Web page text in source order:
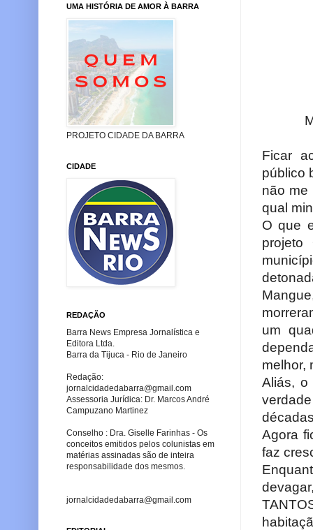
Ficar
público
não me
qual
O que
projeto
um
melhor,
Aliás, o
Agora
faz
UMA HISTÓRIA DE AMOR À BARRA
PROJETO CIDADE DA BARRA
CIDADE
REDAÇÃO
Barra News Empresa Jornalística e
Editora Ltda.
Barra da Tijuca - Rio de Janeiro
Redação:
jornalcidadedabarra@gmail.com
Assessoria Jurídica: Dr. Marcos André
Campuzano Martinez
Conselho : Dra. Giselle Farinhas - Os
conceitos emitidos pelos colunistas em
matérias assinadas são de inteira
responsabilidade dos mesmos.
jornalcidadedabarra@gmail.com